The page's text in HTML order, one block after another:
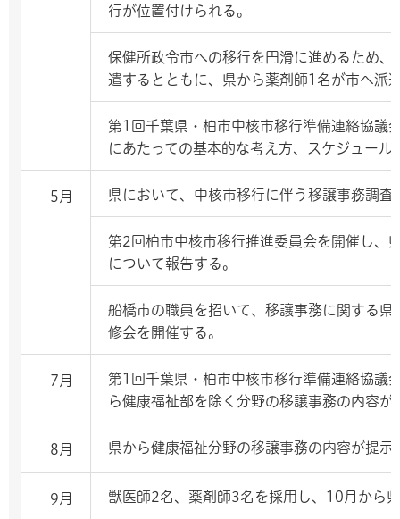
行が位置付けられる。
保健所政令市への移行を円滑に進めるため
遣するとともに、県から薬剤師1名が市へ派
第1回千葉県・柏市中核市移行準備連絡協議
にあたっての基本的な考え方、スケジュール
5月 県において、中核市移行に伴う移譲事務調査
第2回柏市中核市移行推進委員会を開催し、
について報告する。
船橋市の職員を招いて、移譲事務に関する県
修会を開催する。
7月
第1回千葉県・柏市中核市移行準備連絡協議
ら健康福祉部を除く分野の移譲事務の内容が
8月 県から健康福祉分野の移譲事務の内容が提示
9月 獣医師2名、薬剤師3名を採用し、10月から